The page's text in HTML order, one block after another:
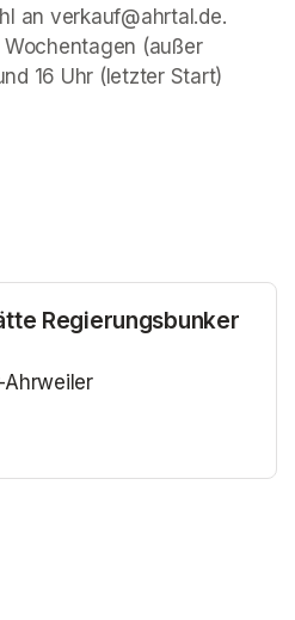
an verkauf@ahrtal.de.
(außer
16 Uhr (letzter Start)
Regierungsbunker
Ahrweiler